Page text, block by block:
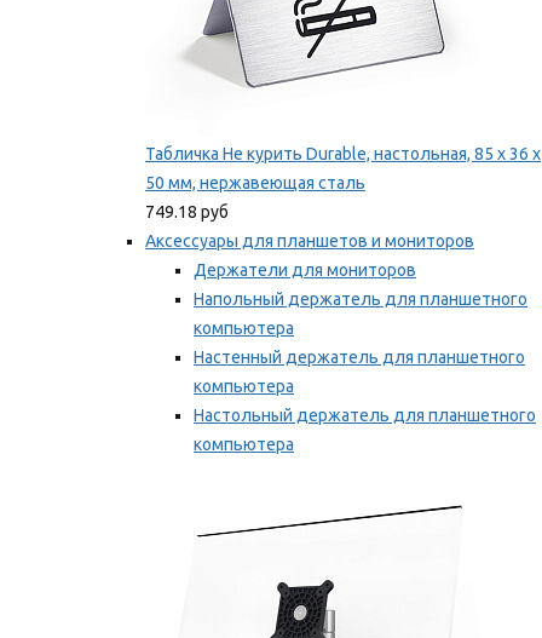
Табличка Не курить Durable, настольная, 85 x 36 x
50 мм, нержавеющая сталь
749.18 руб
Аксессуары для планшетов и мониторов
Держатели для мониторов
Напольный держатель для планшетного
компьютера
Настенный держатель для планшетного
компьютера
Настольный держатель для планшетного
компьютера